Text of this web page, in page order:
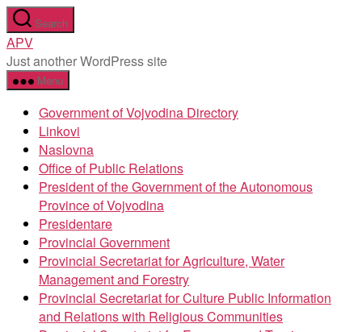
Skip
to
the
content
Search
APV
Just another WordPress site
Menu
Government of Vojvodina Directory
Linkovi
Naslovna
Office of Public Relations
President of the Government of the Autonomous
Province of Vojvodina
Presidentare
Provincial Government
Provincial Secretariat for Agriculture, Water
Management and Forestry
Provincial Secretariat for Culture Public Information
and Relations with Religious Communities